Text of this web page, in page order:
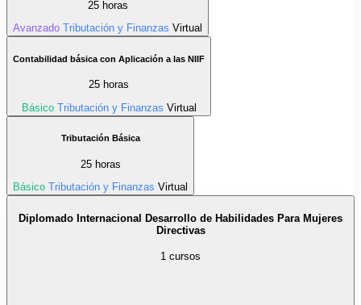
25 horas
Avanzado Tributación y Finanzas Virtual
Contabilidad básica con Aplicación a las NIIF
25 horas
Básico Tributación y Finanzas Virtual
Tributación Básica
25 horas
Básico Tributación y Finanzas Virtual
Diplomado Internacional Desarrollo de Habilidades Para Mujeres
Directivas
1 cursos